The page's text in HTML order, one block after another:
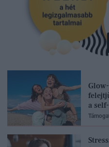
a